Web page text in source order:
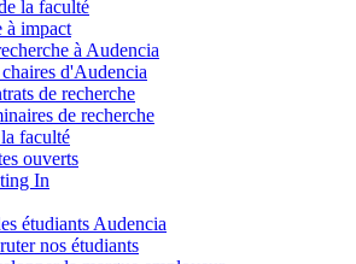
la faculté
à impact
à Audencia
d'Audencia
de recherche
de recherche
faculté
ouverts
In
étudiants Audencia
nos étudiants